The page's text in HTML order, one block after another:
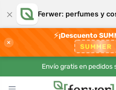
× Ferwer: perfumes y
×
⚡¡Descuento
SUMMER
Envío gratis en pedidos